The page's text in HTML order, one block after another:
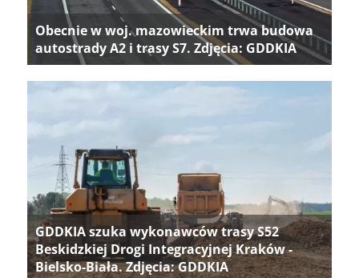
Obecnie w woj. mazowieckim trwa budowa
autostrady A2 i trasy S7. Zdjęcia: GDDKIA
GDDKIA szuka wykonawców trasy S52
Beskidzkiej Drogi Integracyjnej Kraków -
Bielsko-Biała. Zdjęcia: GDDKIA